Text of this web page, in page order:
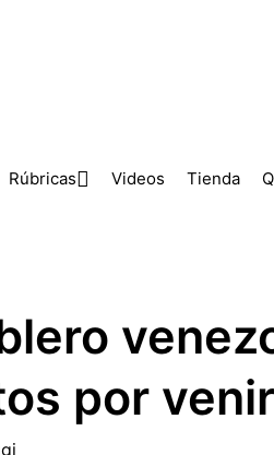
Rúbricas Videos Tienda
por venir